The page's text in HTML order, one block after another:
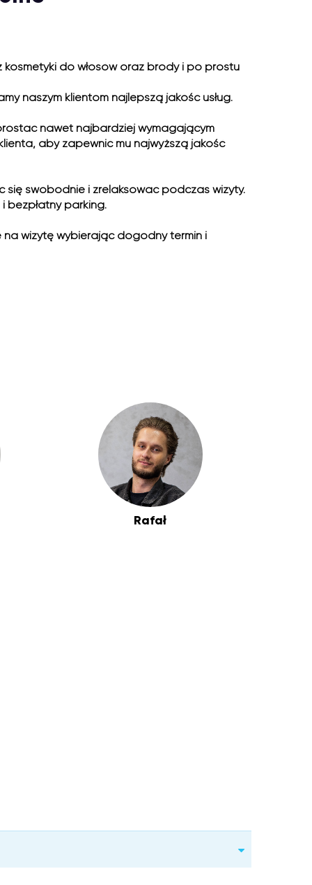
do włosów oraz brody i po prostu
naszym klientom najlepszą jakość usług.
nawet najbardziej wymagającym
aby zapewnić mu najwyższą jakość
się swobodnie i zrelaksować podczas wizyty.
bezpłatny parking.
wizytę wybierając dogodny termin i
Rafał